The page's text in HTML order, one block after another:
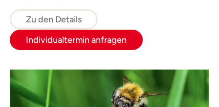
Naturschatz mit nach Hause.
Zu den Details
Individualtermin anfragen